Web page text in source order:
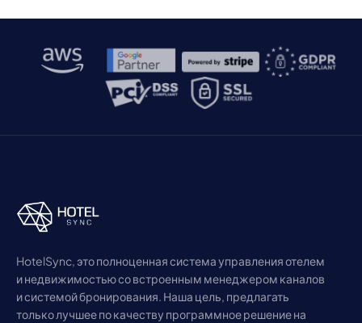
с поездкой. Именно здесь на помощь приходит
[…]
HotelSync, это полноценная система управления отелем
и недвижимостью со встроенным менеджером каналов
и системой бронирования. Наша цель, предлагать
только лучшее по качеству программное решение на